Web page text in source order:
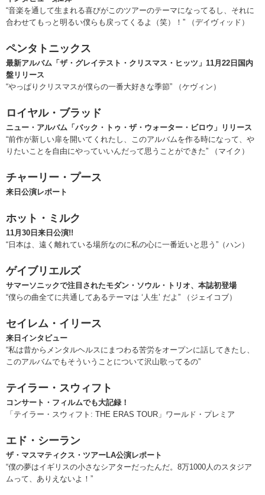
“音楽を通して生まれる喜びがこのツアーのテーマになってるし、それに
合わせてもっと明るい僕らも戻ってくるよ（笑）！” （デイヴィッド）
ペンタトニックス
最新アルバム「ザ・グレイテスト・クリスマス・ヒッツ」11月22日国内
盤リリース
“やっぱりクリスマスが僕らの一番大好きな季節” （ケヴィン）
ロイヤル・ブラッド
ニュー・アルバム「バック・トゥ・ザ・ウォーター・ビロウ」リリース
“前作が新しい扉を開いてくれたし、このアルバムを作る時になって、や
りたいことを自由にやっていいんだって思うことができた” （マイク）
チャーリー・プース
来日公演レポート
ホット・ミルク
11月30日来日公演!!
“日本は、遠く離れている場所なのに私の心に一番近いと思う”（ハン）
ゲイブリエルズ
サマーソニックで注目されたモダン・ソウル・トリオ、本誌初登場
“僕らの曲全てに共通してあるテーマは ‘人生’ だよ” （ジェイコブ）
セイレム・イリース
来日インタビュー
“私は昔からメンタルヘルスにまつわる苦労をオープンに話してきたし、
このアルバムでもそういうことについて沢山歌ってるの”
テイラー・スウィフト
コンサート・フィルムでも大記録！
「テイラー・スウィフト: THE ERAS TOUR」ワールド・プレミア
エド・シーラン
ザ・マスマティクス・ツアーLA公演レポート
“僕の夢はイギリスの小さなシアターだったんだ。8万1000人のスタジア
ムって、ありえないよ！”